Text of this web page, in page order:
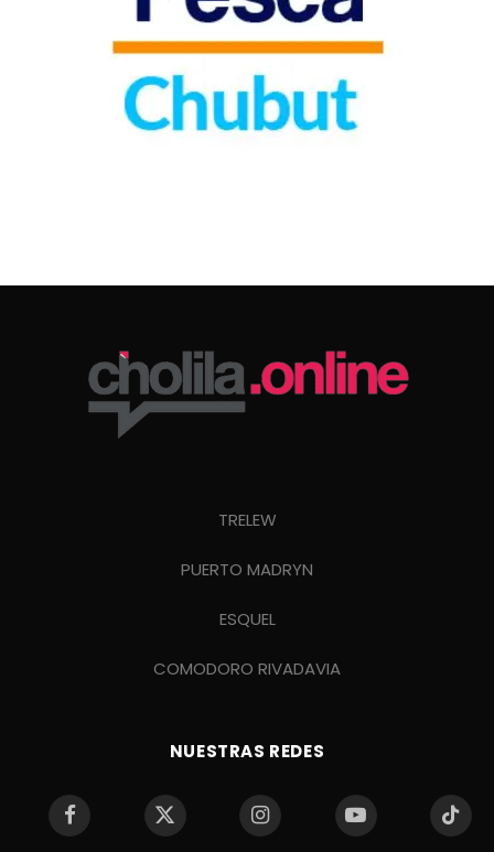
TRELEW
PUERTO MADRYN
ESQUEL
COMODORO RIVADAVIA
NUESTRAS REDES
Facebook
X
Instagram YouTube